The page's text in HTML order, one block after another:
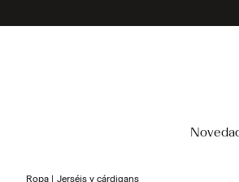
Ropa Jerséis y cárdigans